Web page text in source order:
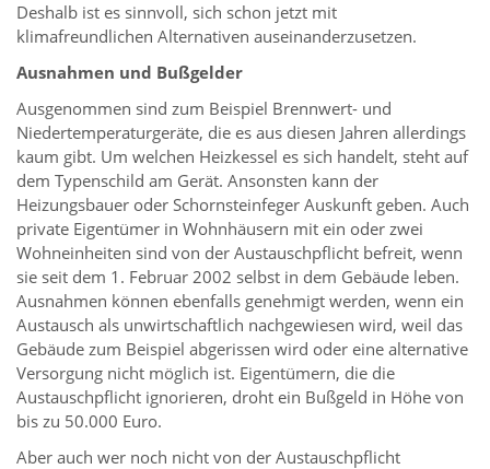
Deshalb ist es sinnvoll, sich schon jetzt mit
klimafreundlichen Alternativen auseinanderzusetzen.
Ausnahmen und Bußgelder
Ausgenommen sind zum Beispiel Brennwert- und
Niedertemperaturgeräte, die es aus diesen Jahren allerdings
kaum gibt. Um welchen Heizkessel es sich handelt, steht auf
dem Typenschild am Gerät. Ansonsten kann der
Heizungsbauer oder Schornsteinfeger Auskunft geben. Auch
private Eigentümer in Wohnhäusern mit ein oder zwei
Wohneinheiten sind von der Austauschpflicht befreit, wenn
sie seit dem 1. Februar 2002 selbst in dem Gebäude leben.
Ausnahmen können ebenfalls genehmigt werden, wenn ein
Austausch als unwirtschaftlich nachgewiesen wird, weil das
Gebäude zum Beispiel abgerissen wird oder eine alternative
Versorgung nicht möglich ist. Eigentümern, die die
Austauschpflicht ignorieren, droht ein Bußgeld in Höhe von
bis zu 50.000 Euro.
Aber auch wer noch nicht von der Austauschpflicht